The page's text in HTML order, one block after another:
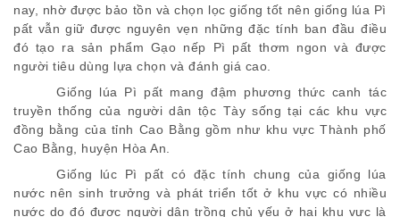
nay, nhờ được bảo tồn và chọn lọc giống tốt nên giống lúa Pì
pất vẫn giữ được nguyên vẹn những đặc tính ban đầu điều
đó tạo ra sản phẩm Gạo nếp Pì pất thơm ngon và được
người tiêu dùng lựa chọn và đánh giá cao.
Giống lúa Pì pất mang đậm phương thức canh tác
truyền thống của người dân tộc Tày sống tại các khu vực
đồng bằng của tỉnh Cao Bằng gồm như khu vực Thành phố
Cao Bằng, huyện Hòa An.
Giống lúc Pì pất có đặc tính chung của giống lúa
nước nên sinh trưởng và phát triển tốt ở khu vực có nhiều
nước do đó được người dân trồng chủ yếu ở hai khu vực là